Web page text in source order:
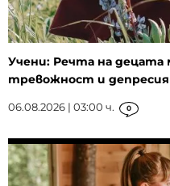
Учени: Речта на децата
тревожност и депресия
06.08.2026 | 03:00 ч. 0